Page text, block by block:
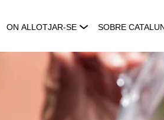
ON ALLOTJAR-SE SOBRE